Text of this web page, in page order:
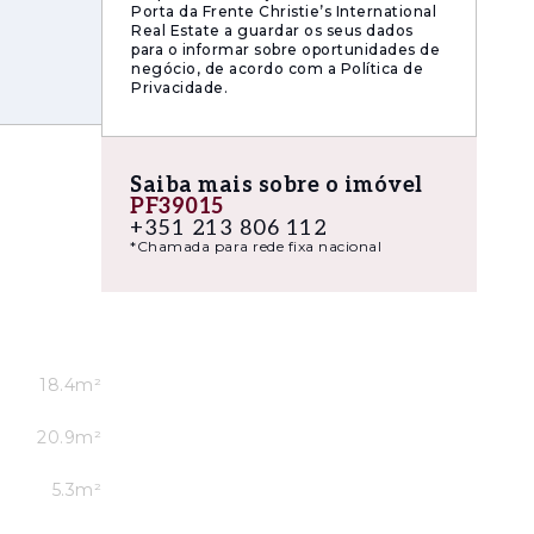
na
18.4m²
20.9m²
5.3m²
Porta da Frente Christie’s International
Real Estate a guardar os seus dados
para o informar sobre oportunidades de
negócio, de acordo com a Política de
Privacidade.
Saiba mais sobre o imóvel
PF39015
+351 213 806 112
*Chamada para rede fixa nacional